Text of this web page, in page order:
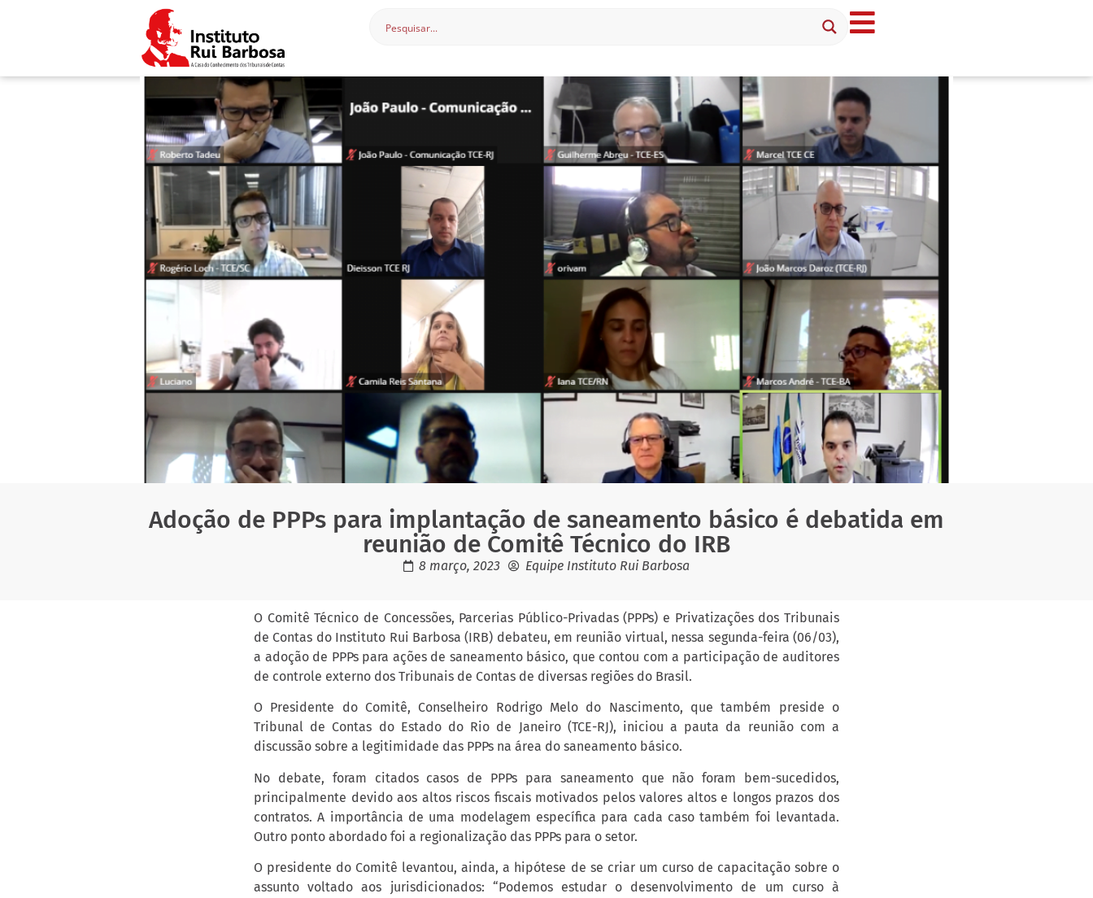
Adoção de PPPs para implantação de saneamento básico é debatida em
reunião de Comitê Técnico do IRB
8 março, 2023 Equipe Instituto Rui Barbosa
O Comitê Técnico de Concessões, Parcerias Público-Privadas (PPPs) e Privatizações dos Tribunais
de Contas do Instituto Rui Barbosa (IRB) debateu, em reunião virtual, nessa segunda-feira (06/03),
a adoção de PPPs para ações de saneamento básico, que contou com a participação de auditores
de controle externo dos Tribunais de Contas de diversas regiões do Brasil.
O Presidente do Comitê, Conselheiro Rodrigo Melo do Nascimento, que também preside o
Tribunal de Contas do Estado do Rio de Janeiro (TCE-RJ), iniciou a pauta da reunião com a
discussão sobre a legitimidade das PPPs na área do saneamento básico.
No debate, foram citados casos de PPPs para saneamento que não foram bem-sucedidos,
principalmente devido aos altos riscos fiscais motivados pelos valores altos e longos prazos dos
contratos. A importância de uma modelagem específica para cada caso também foi levantada.
Outro ponto abordado foi a regionalização das PPPs para o setor.
O presidente do Comitê levantou, ainda, a hipótese de se criar um curso de capacitação sobre o
assunto voltado aos jurisdicionados: “Podemos estudar o desenvolvimento de um curso à